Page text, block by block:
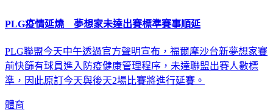
PLG疫情延燒 夢想家未達出賽標準賽事順延
PLG聯盟今天中午透過官方聲明宣布，福爾摩沙台新夢想家賽
前快篩有球員進入防疫健康管理程序，未達聯盟出賽人數標
準，因此原訂今天與後天2場比賽將進行延賽。
體育